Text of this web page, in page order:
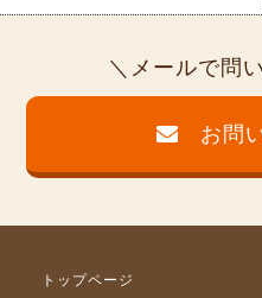
メールで問
お問
トップページ